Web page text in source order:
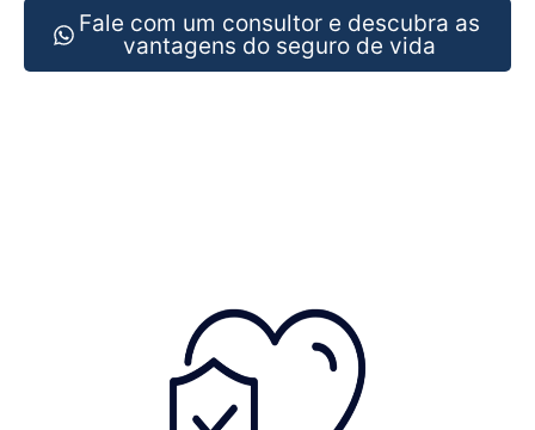
Fale com um consultor e descubra as
vantagens do seguro de vida